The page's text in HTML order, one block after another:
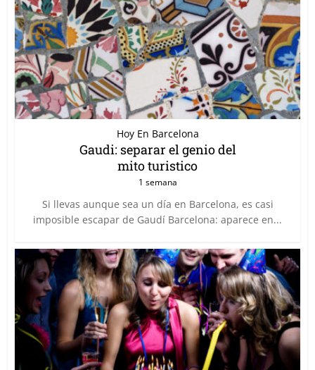
Hoy En Barcelona
Gaudi: separar el genio del
mito turistico
1 semana
Si llevas aunque sea un día en Barcelona, es casi
imposible escapar de Gaudí Barcelona: aparece en...